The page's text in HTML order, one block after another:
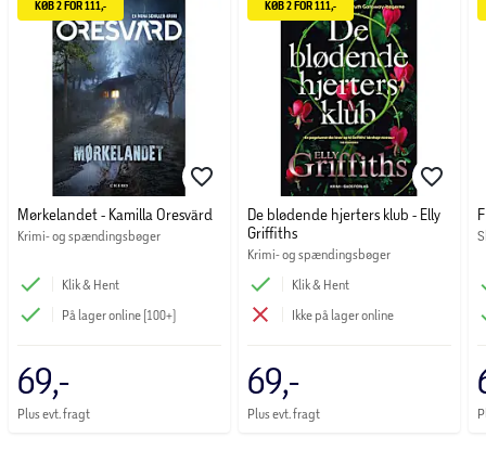
KØB 2 FOR 111,-
Mørkelandet - Kamilla Oresvärd
Krimi- og spændingsbøger
Klik & Hent
På lager online (100+)
69,-
Plus evt. fragt
KØB 2 FOR 111,-
De blødende hjerters klub - Elly
Griffiths
Krimi- og spændingsbøger
Klik & Hent
Ikke på lager online
69,-
Plus evt. fragt